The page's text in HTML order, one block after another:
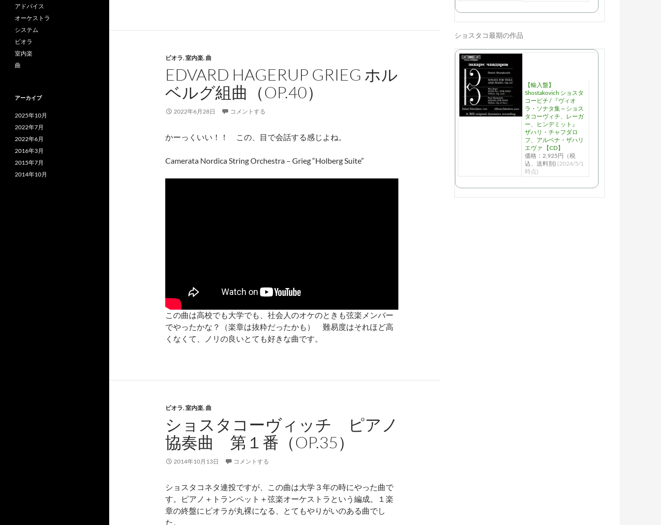
ビオラ,室内楽,曲
EDVARD HAGERUP GRIEG ホル
ベルグ組曲（OP.40）
2022年6月28日 コメントする
かーっくいい！！ この、目で会話する感じよね。
Camerata Nordica String Orchestra – Grieg “Holberg Suite”
この曲は高校でも大学でも、社会人のオケのときも弦楽メンバー
でやったかな？（楽章は抜粋だったかも） 難易度はそれほど高
くなくて、ノリの良いとても好きな曲です。
ビオラ,室内楽,曲
ショスタコーヴィッチ ピアノ
協奏曲 第１番（OP.35）
2014年10月13日 コメントする
ショスタコネタ連投ですが、この曲は大学３年の時にやった曲で
す。ピアノ＋トランペット＋弦楽オーケストラという編成。１楽
章の終盤にビオラが丸裸になる、とてもやりがいのある曲でし
た。
ショスタコ最期の作品
【輸入盤】
Shostakovich ショスタ
コービチ / 『ヴィオ
ラ・ソナタ集～ショス
タコーヴィチ、レーガ
ー、ヒンデミット』
ザハリ・チャフダロ
フ、アルベナ・ザハリ
エヴァ 【CD】
価格：2,925円（税
込、送料別) (2024/5/1
時点)
アドバイス
オーケストラ
システム
ビオラ
室内楽
曲
アーカイブ
2025年10月
2022年7月
2022年6月
2016年3月
2015年7月
2014年10月